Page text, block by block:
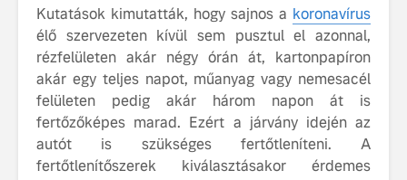
Kutatások kimutatták, hogy sajnos a koronavírus
élő szervezeten kívül sem pusztul el azonnal,
rézfelületen akár négy órán át, kartonpapíron
akár egy teljes napot, műanyag vagy nemesacél
felületen pedig akár három napon át is
fertőzőképes marad. Ezért a járvány idején az
autót is szükséges fertőtleníteni. A
fertőtlenítőszerek kiválasztásakor érdemes
szintre emeli a
fenntarthatóságot
Az autó,
ismerje
tisztán
Volvo
A Volvo